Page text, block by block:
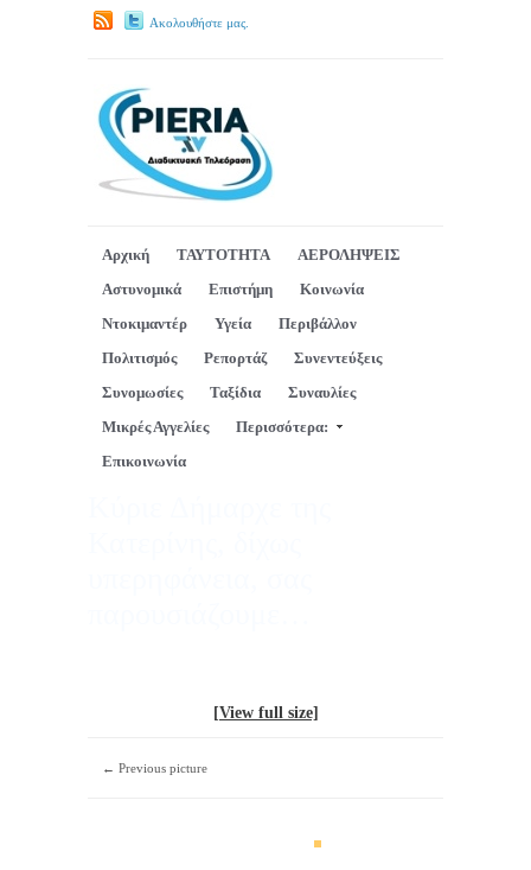
Ακολουθήστε μας.
Αρχική ΤΑΥΤΟΤΗΤΑ
ΑΕΡΟΛΗΨΕΙΣ
Αστυνομικά
Επιστήμη
Κοινωνία
Ντοκιμαντέρ
Υγεία
Περιβάλλον
Πολιτισμός
Ρεπορτάζ
Συνεντεύξεις
Συνομωσίες
Ταξίδια
Συναυλίες
Μικρές Αγγελίες
Περισσότερα:
Επικοινωνία
[View full size]
← Previous picture